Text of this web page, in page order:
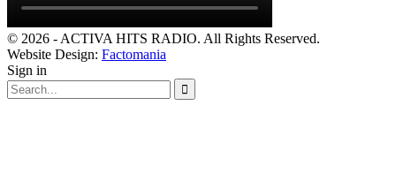
© 2026 - ACTIVA HITS RADIO. All Rights Reserved.
Website Design: Factomania
Sign in